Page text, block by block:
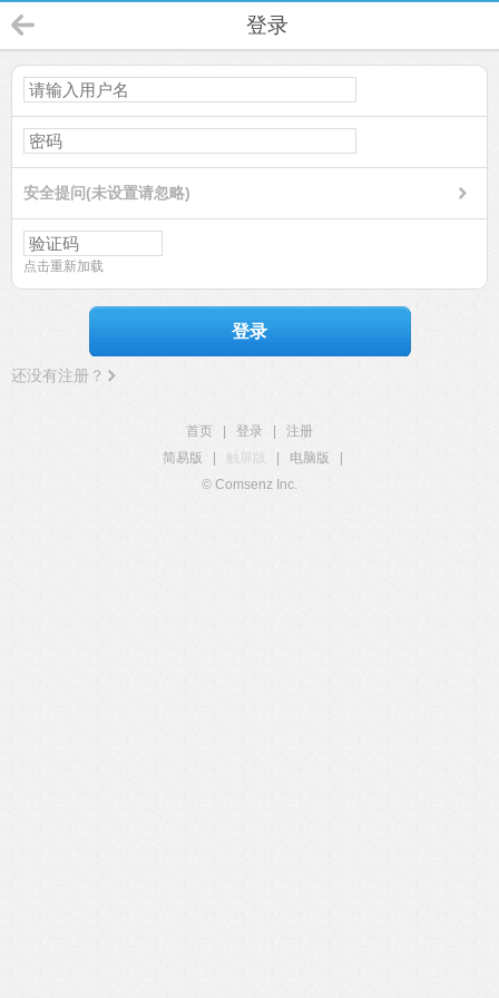
登录
安全提问(未设置请忽略)
点击重新加载
登录
还没有注册？
首页 登录
注册
简易版
触屏版 电脑版
© Comsenz Inc.